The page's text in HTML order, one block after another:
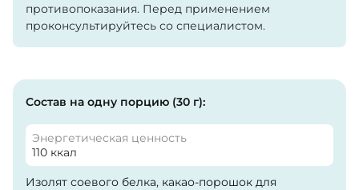
противопоказания. Перед применением
проконсультируйтесь со специалистом.
Состав на одну порцию (30 г):
Энергетическая ценность
110 ккал
Изолят соевого белка, какао-порошок для